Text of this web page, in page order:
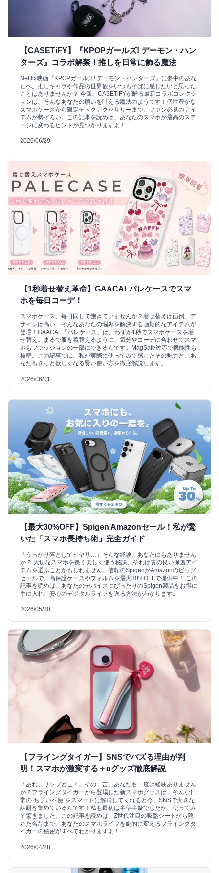
【CASETiFY】『KPOPガールズ! デーモン・ハン
ターズ』コラボ解禁！推しを日常に飾る魔法
Netflix映画『KPOPガールズ! デーモン・ハンターズ』に夢中のあな
たへ。推しキャラや作品の世界観をいつもそばに感じたいと思った
ことはありませんか？ 今回、CASETiFYが贈る最新コラボコレクシ
ョンは、そんなあなたの願いを叶える魔法のようです！個性豊かな
スマホケースから限定テックアクセサリーまで、ファン必見のアイ
テムが勢ぞろい。この記事を読めば、あなたのスマホが最高のステ
ージに変わるヒントが見つかりますよ！
2026/06/29
【1秒着せ替え革命】GAACALパレケースでスマ
ホを毎日コーデ！
スマホケース、毎日同じで飽きていませんか？着せ替えは面倒、デ
ザインは高い…そんなあなたの悩みを解決する画期的なアイテムが
登場！GAACAL「パレケース」は、わずか1秒でスマホケースを着
せ替え。まるで服を着替えるように、気分やコーデに合わせてスマ
ホもファッションの一部にできるんです。MagSafe対応で機能性も
抜群。この記事では、私が実際に使ってみて感じたその魅力と、あ
なたもきっと欲しくなる賢い使い方を徹底解説します。
2026/06/01
【最大30%OFF】Spigen Amazonセール！私が驚
いた「スマホ長持ち術」完全ガイド
「うっかり落としてヒヤリ…」そんな経験、あなたにもありません
か？ 大切なスマホを長く美しく使う秘訣、それは質の良い保護アイ
テムを選ぶことかもしれません。信頼のSpigenがAmazonのビッグ
セールで、高保護ケースやフィルムを最大30%OFFで提供中！ この
記事を読めば、あなたのデバイスにぴったりのSpigen製品をお得に
手に入れ、安心のデジタルライフを送る方法がわかります。
2026/05/20
【フライングタイガー】SNSでバズる理由が判
明！スマホが激変する＋αグッズ徹底解説
「あれ、リップどこ？」その一言、あなたも一度は経験ありません
か？フライングタイガーから登場した新スマホグッズは、そんな日
常の“ちょい不便”をスマートに解消してくれると今、SNSで大きな
話題を集めているんです！私も最初は半信半疑でしたが、使ってみ
て驚きました。この記事を読めば、Z世代注目の吸盤シートから隠
れた名品まで、あなたのスマホライフを劇的に変えるフライングタ
イガーの秘密がすべてわかりますよ！
2026/04/28